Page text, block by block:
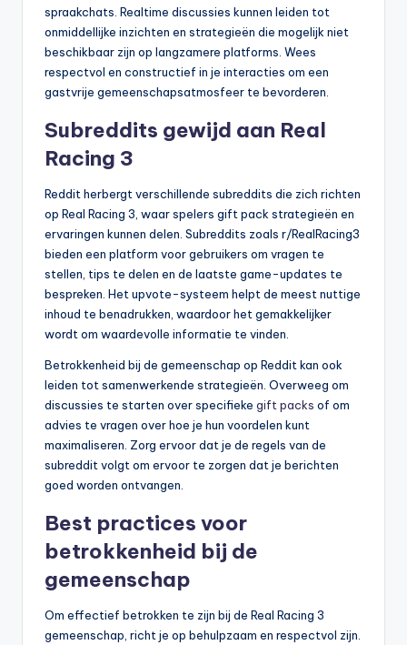
spraakchats. Realtime discussies kunnen leiden tot
onmiddellijke inzichten en strategieën die mogelijk niet
beschikbaar zijn op langzamere platforms. Wees
respectvol en constructief in je interacties om een
gastvrije gemeenschapsatmosfeer te bevorderen.
Subreddits gewijd aan Real
Racing 3
Reddit herbergt verschillende subreddits die zich richten
op Real Racing 3, waar spelers gift pack strategieën en
ervaringen kunnen delen. Subreddits zoals r/RealRacing3
bieden een platform voor gebruikers om vragen te
stellen, tips te delen en de laatste game-updates te
bespreken. Het upvote-systeem helpt de meest nuttige
inhoud te benadrukken, waardoor het gemakkelijker
wordt om waardevolle informatie te vinden.
Betrokkenheid bij de gemeenschap op Reddit kan ook
leiden tot samenwerkende strategieën. Overweeg om
discussies te starten over specifieke gift packs of om
advies te vragen over hoe je hun voordelen kunt
maximaliseren. Zorg ervoor dat je de regels van de
subreddit volgt om ervoor te zorgen dat je berichten
goed worden ontvangen.
Best practices voor
betrokkenheid bij de
gemeenschap
Om effectief betrokken te zijn bij de Real Racing 3
gemeenschap, richt je op behulpzaam en respectvol zijn.